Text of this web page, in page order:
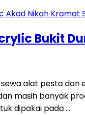
Bukit
alat pesta
masih banyak
dipakai pada …